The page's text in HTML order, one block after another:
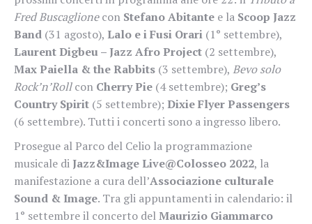
Fred Buscaglionecon Stefano Abitante e la Scoop Jazz
Band (31 agosto), Lalo e i Fusi Orari (1° settembre),
Laurent Digbeu – Jazz Afro Project (2 settembre),
Max Paiella & the Rabbits (3 settembre), Bevo solo
Rock’n’Rollcon Cherry Pie (4 settembre); Greg’s
Country Spirit (5 settembre); Dixie Flyer Passengers
(6 settembre). Tutti i concerti sono a ingresso libero.
Prosegue al Parco del Celio la programmazione
musicale diJazz&Image Live@Colosseo 2022, la
manifestazione a cura dell’Associazione culturale
Sound & Image. Tra gli appuntamenti in calendario: il
1° settembre il concerto delMaurizio Giammarco